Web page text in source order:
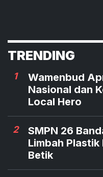
TRENDING
1
Wamenbud
Nasional dan
Local Hero
2
SMPN 26
Limbah
Betik